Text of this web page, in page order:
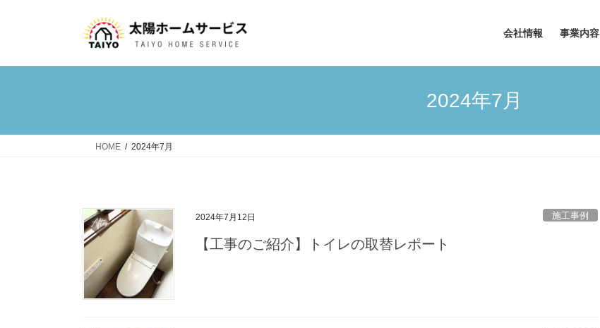
会社情報 事業内容
2024年7月
HOME 2024年7月
2024年7月12日 施工事例
【工事のご紹介】トイレの取替レポート